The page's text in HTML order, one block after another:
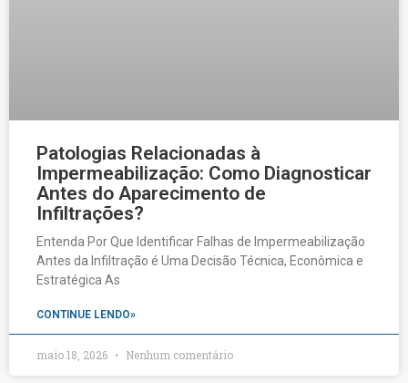
Patologias Relacionadas à
Impermeabilização: Como Diagnosticar
Antes do Aparecimento de
Infiltrações?
Entenda Por Que Identificar Falhas de Impermeabilização
Antes da Infiltração é Uma Decisão Técnica, Econômica e
Estratégica As
CONTINUE LENDO»
maio 18, 2026 Nenhum comentário